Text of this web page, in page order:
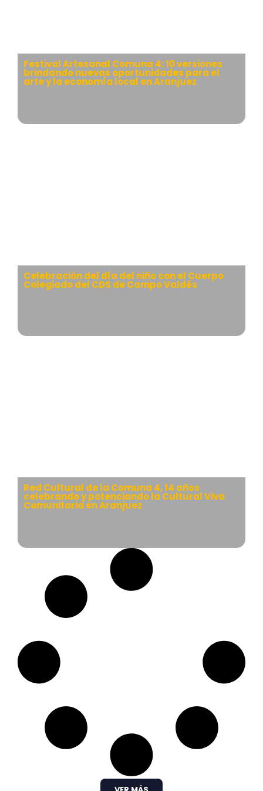
Festival Artesanal Comuna 4: 10 versiones
brindando nuevas oportunidades para el
arte y la economía local en Aranjuez
Celebración del día del niño con el Cuerpo
Colegiado del CDS de Campo Valdés
Red Cultural de la Comuna 4, 14 años
celebrando y potenciando la Cultural Viva
Comunitaria en Aranjuez